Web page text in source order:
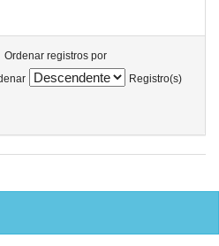
Ordenar registros por
Registro(s)